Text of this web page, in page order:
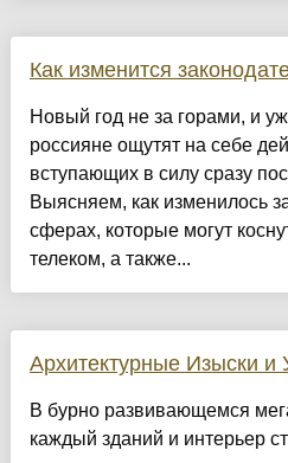
Как изменится
Новый год не за горами, и
россияне ощутят на себе
вступающих в силу сразу
Выясняем, как изменилось
сферах, которые могут
телеком, а также...
Архитектурные Изыски и
​В бурно развивающемся
каждый зданий и интерьер